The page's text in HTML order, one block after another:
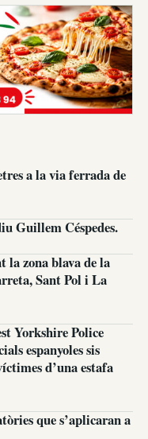
a la via ferrada de
Guillem Céspedes.
la zona blava de la
Sant Pol i La
Yorkshire Police
espanyoles sis
d’una estafa
que s’aplicaran a